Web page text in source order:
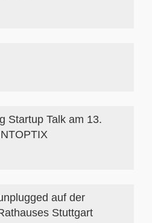
Startup Talk am 13.
auf der
Stuttgart